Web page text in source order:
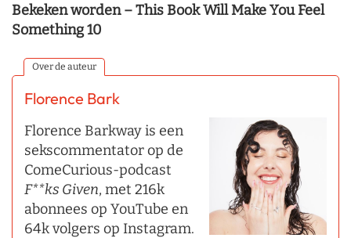
Bekeken worden – This Book Will Make You Feel
Something 10
Over de auteur
Florence Bark
Florence Barkway is een
sekscommentator op de
ComeCurious-podcast
F**ks Given, met 216k
abonnees op YouTube en
64k volgers op Instagram.